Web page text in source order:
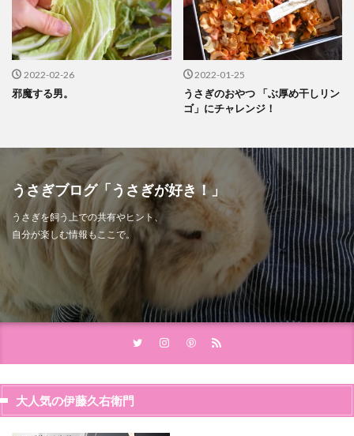
2022-02-26
邪魔する男。
2022-01-25
うさぎのおやつ 「ぶ厚め干しリン
ゴ」にチャレンジ！
うさぎブログ「うさぎが好き！」
うさぎを飼う上での共有やヒント、
自分が楽しむ情報もここで。
大人気の伊藤久右衛門